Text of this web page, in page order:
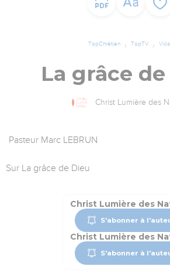
TopChrétien TopTV
La grâce
Christ Lumière des
Pasteur Marc LEBRUN
Sur La grâce de Dieu
Christ Lumière des
S'abonner à
Christ Lumière des
S'abonner à